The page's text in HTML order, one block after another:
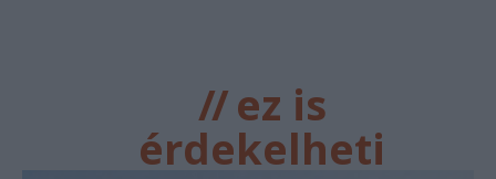
//ez is
érdekelheti